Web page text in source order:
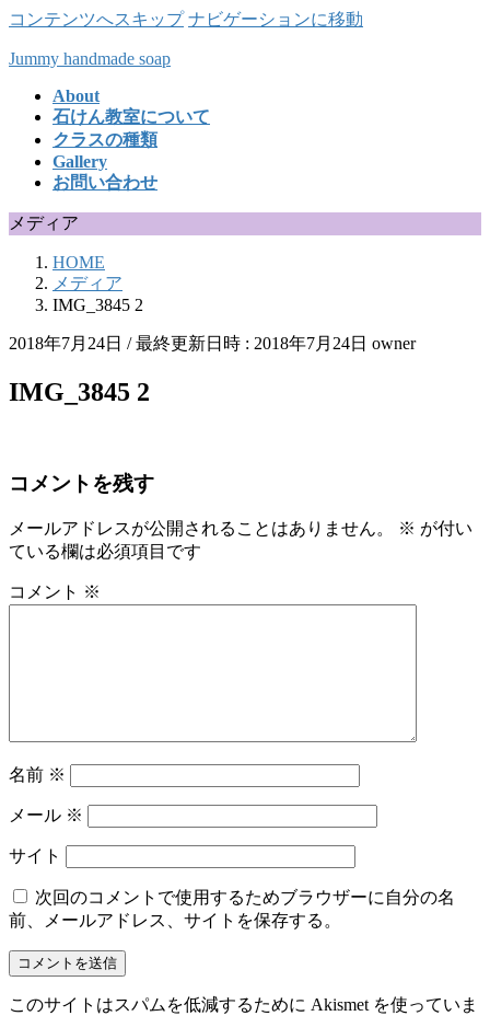
コンテンツへスキップ ナビゲーションに移動
Jummy handmade soap
About
石けん教室について
クラスの種類
Gallery
お問い合わせ
メディア
HOME
メディア
IMG_3845 2
2018年7月24日 / 最終更新日時 : 2018年7月24日 owner
IMG_3845 2
コメントを残す
メールアドレスが公開されることはありません。 ※ が付い
ている欄は必須項目です
コメント ※
名前 ※
メール ※
サイト
次回のコメントで使用するためブラウザーに自分の名
前、メールアドレス、サイトを保存する。
このサイトはスパムを低減するために Akismet を使っていま